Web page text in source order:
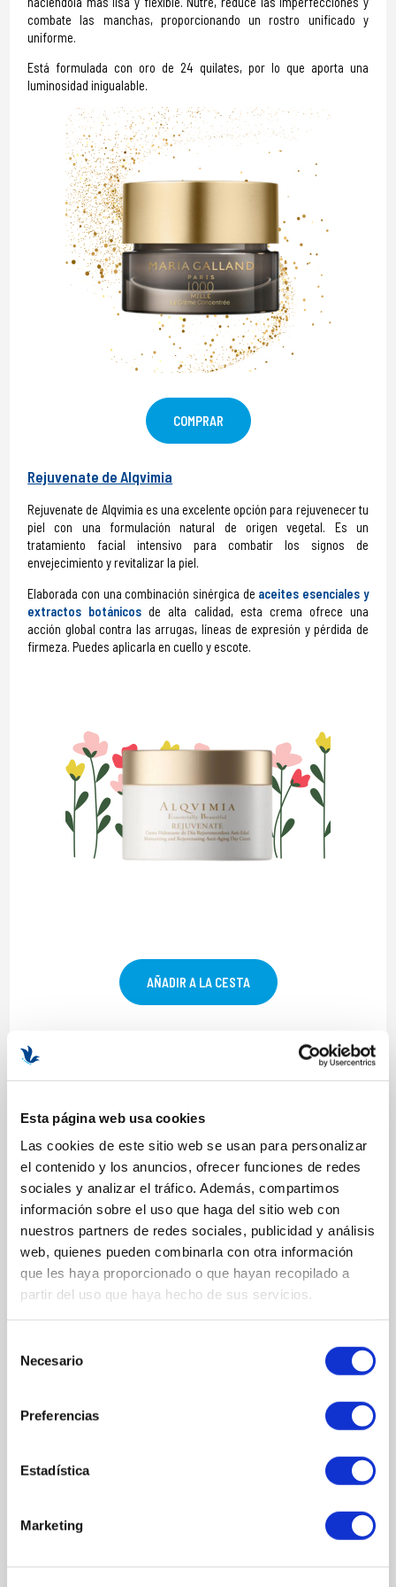
Esta página web usa cookies
Las cookies de este sitio web se usan para personalizar
el contenido y los anuncios, ofrecer funciones de redes
sociales y analizar el tráfico. Además, compartimos
información sobre el uso que haga del sitio web con
nuestros partners de redes sociales, publicidad y análisis
web, quienes pueden combinarla con otra información
que les haya proporcionado o que hayan recopilado a
partir del uso que haya hecho de sus servicios.
Necesario
Preferencias
Estadística
Marketing
combate las manchas, proporcionando un rostro unificado y
uniforme.
Está formulada con oro de 24 quilates, por lo que aporta una
luminosidad inigualable.
COMPRAR
Rejuvenate de Alqvimia
Rejuvenate de Alqvimia es una excelente opción para rejuvenecer tu
piel con una formulación natural de origen vegetal. Es un
tratamiento facial intensivo para combatir los signos de
envejecimiento y revitalizar la piel.
Elaborada con una combinación sinérgica de aceites esenciales y
extractos botánicos de alta calidad, esta crema ofrece una
acción global contra las arrugas, líneas de expresión y pérdida de
firmeza. Puedes aplicarla en cuello y escote.
AÑADIR A LA CESTA
Luxe
reafirma.
Su fresca y sofisticada fragancia natural creada a partir de
extractos frutales te cautivará. Está recomendada parapieles
secas.